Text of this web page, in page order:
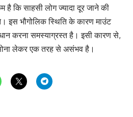
है कि साहसी लोग ज्यादा दूर जाने की
इस भौगोलिक स्थिति के कारण माउंट
करना समस्याग्रस्त है। इसी कारण से,
लेकर एक तरह से असंभव है।